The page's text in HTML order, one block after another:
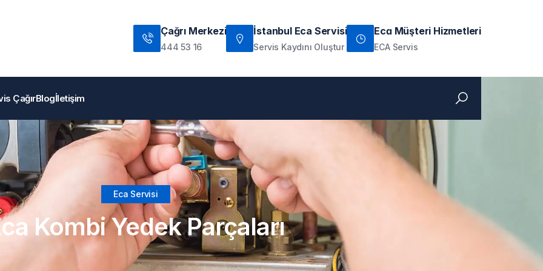
Çağrı Merkezi
444 53 16
İstanbul Eca Servisi
Servis Kaydını Oluştur
Ecɑ Müşteri Hizmetleri
ECA Servis
ÇağırBlogİletişim
Eca Servisi
Kombi Yedek Parçaları